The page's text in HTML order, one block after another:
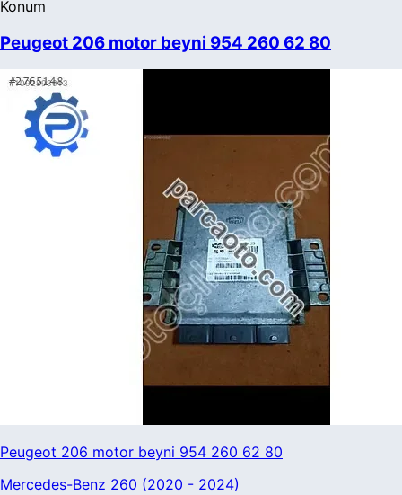
Konum
Peugeot 206 motor beyni 954 260 62 80
Peugeot 206 motor beyni 954 260 62 80
Mercedes-Benz 260 (2020 - 2024)